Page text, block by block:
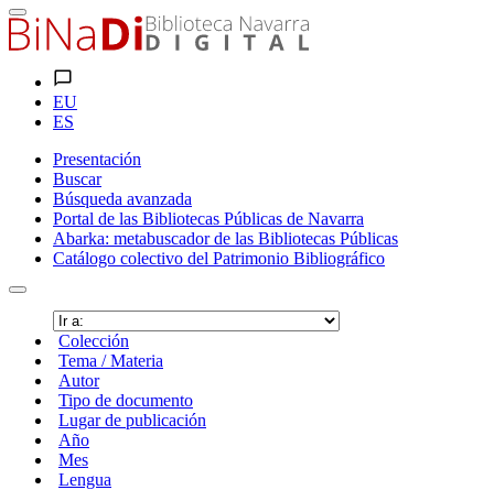
EU
ES
Presentación
Buscar
Búsqueda avanzada
Portal de las Bibliotecas Públicas de Navarra
Abarka: metabuscador de las Bibliotecas Públicas
Catálogo colectivo del Patrimonio Bibliográfico
Colección
Tema / Materia
Autor
Tipo de documento
Lugar de publicación
Año
Mes
Lengua